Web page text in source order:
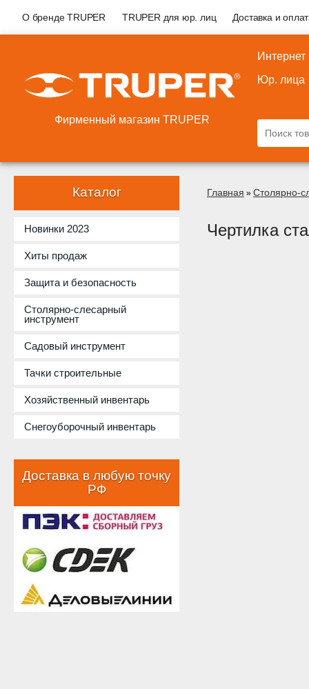
О бренде TRUPER TRUPER для юр. лиц Доставка и
Фирменный магазин TRUPER
Интернет
Юр. лица
Каталог
Новинки 2023
Хиты продаж
Защита и безопасность
Столярно-слесарный
инструмент
Садовый инструмент
Тачки строительные
Хозяйственный инвентарь
Снегоуборочный инвентарь
Доставка в любую точку
РФ
Главная » Столярно-
Чертилка